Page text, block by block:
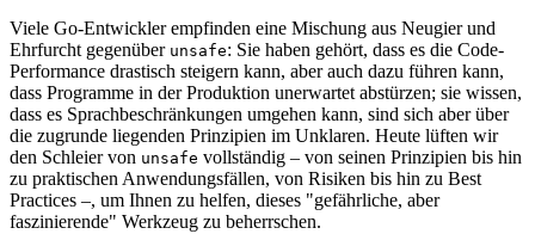
Viele Go-Entwickler empfinden eine Mischung aus Neugier und
Ehrfurcht gegenüber unsafe: Sie haben gehört, dass es die Code-
Performance drastisch steigern kann, aber auch dazu führen kann,
dass Programme in der Produktion unerwartet abstürzen; sie wissen,
dass es Sprachbeschränkungen umgehen kann, sind sich aber über
die zugrunde liegenden Prinzipien im Unklaren. Heute lüften wir
den Schleier von unsafe vollständig – von seinen Prinzipien bis hin
zu praktischen Anwendungsfällen, von Risiken bis hin zu Best
Practices –, um Ihnen zu helfen, dieses "gefährliche, aber
faszinierende" Werkzeug zu beherrschen.